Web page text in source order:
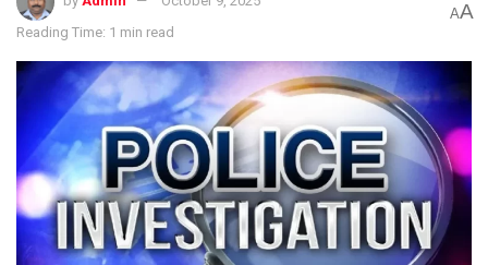
Reading Time: 1 min read
AA